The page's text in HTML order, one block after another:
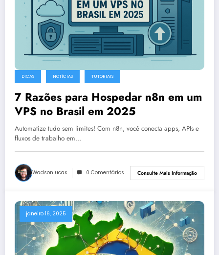
DICAS NOTÍCIAS TUTORIAIS
7 Razões para Hospedar n8n em um
VPS no Brasil em 2025
Automatize tudo sem limites! Com n8n, você conecta apps, APIs e
fluxos de trabalho em…
Wadsonlucas 0 Comentários Consulte Mais Informação
janeiro 16, 2025